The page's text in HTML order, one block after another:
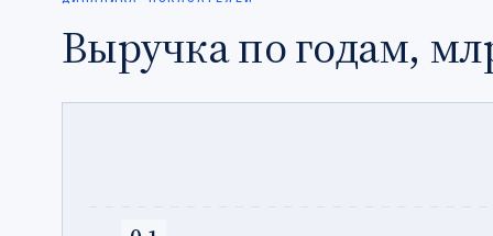
Выручка по годам,